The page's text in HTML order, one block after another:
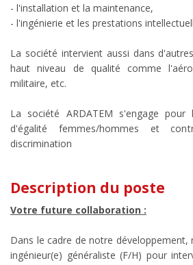
- l'installation et la maintenance,
- l'ingénierie et les prestations
La société intervient aussi dans
haut niveau de qualité comme
militaire, etc.
La société ARDATEM s'engage
d'égalité femmes/hommes et
discrimination
Description du poste
Votre future collaboration :
Dans le cadre de notre développement,
ingénieur(e) généraliste (F/H) pour